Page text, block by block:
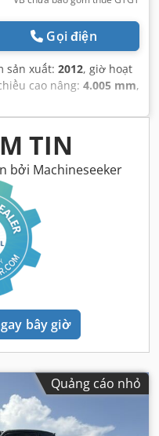
Gọi điện
sản xuất: 2012, giờ hoạt
cao nâng: 4.005 mm,
dài càng:1.200 mm,
chiều dài:
xây dựng:
TIN
bởi Machineseeker
bây giờ
Quảng cáo nhỏ